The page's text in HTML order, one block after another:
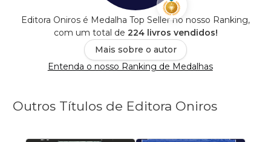
Editora Oniros é Medalha Top Seller no nosso Ranking,
com um total de 224 livros vendidos!
Mais sobre o autor
Entenda o nosso Ranking de Medalhas
Outros Títulos de Editora Oniros